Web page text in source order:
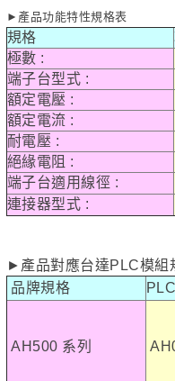
►產品功能特性規格表
規格
極數 :
端子台型式 :
額定電壓 :
額定電流 :
耐電壓 :
絕緣電阻 :
端子台適用線徑 :
連接器型式 :
►產品對應台達PLC模組
品牌規格
AH500 系列